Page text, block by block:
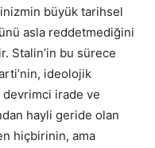
büyük tarihsel
asla reddetmediğini
Stalin’in bu sürece
ideolojik
devrimci irade ve
hayli geride olan
hiçbirinin, ama